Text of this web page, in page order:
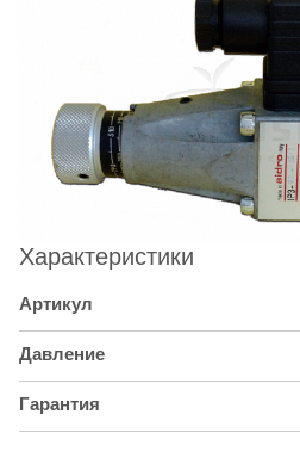
Характеристики
Артикул
Давление
Гарантия